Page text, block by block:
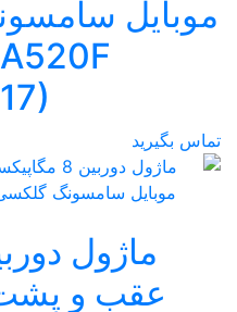
موبایل
تماس بگیرید
عقب و